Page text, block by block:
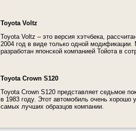
Toyota Voltz
Toyota Voltz – это версия хэтчбека,
2004 год в виде только одной
разработан японской компанией Тойота в
Toyota Crown S120
Toyota Crown S120 представляет седьмое
в 1983 году. Этот автомобиль очень хорошо
самых лучших образцов компании.